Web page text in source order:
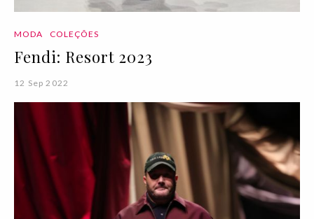
MODA COLEÇÕES
Fendi: Resort 2023
12 Sep 2022